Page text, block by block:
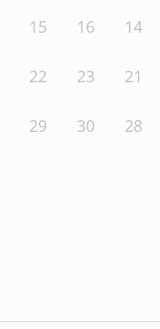
15 16
22 23
29 30
14
21
28